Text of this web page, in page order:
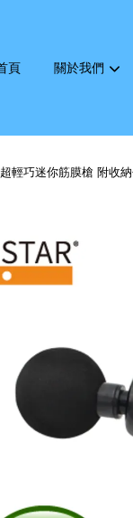
頁 關於我們
超輕巧迷你筋膜槍 附收